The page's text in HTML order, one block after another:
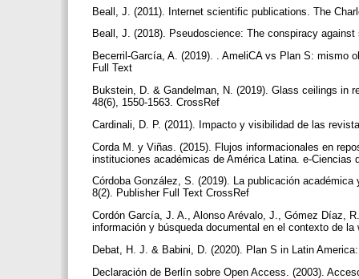
Beall, J. (2011). Internet scientific publications. The
Beall, J. (2018). Pseudoscience: The conspiracy
Becerril-García, A. (2019). . AmeliCA vs Plan S: mismo
Full Text
Bukstein, D. & Gandelman, N. (2019). Glass ceilings in
48(6), 1550-1563. CrossRef
Cardinali, D. P. (2011). Impacto y visibilidad de las
Corda M. y Viñas. (2015). Flujos informacionales en
instituciones académicas de América Latina. e-
Córdoba González, S. (2019). La publicación
8(2). Publisher Full Text CrossRef
Cordón García, J. A., Alonso Arévalo, J., Gómez Díaz,
información y búsqueda documental en el contexto de
Debat, H. J. & Babini, D. (2020). Plan S in Latin
Declaración de Berlín sobre Open Access. (2003).